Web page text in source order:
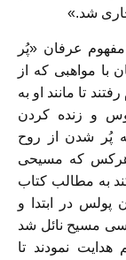
شد.»
عرفان «پُر
با مواهبی که از
تا مانند او به
و زنده کردن
پُر شدن از روح
هرکس که مسیحی
به مطالب کتاب
پولس در ابتدا و
مسیح نائل شد
هدایت نمودند تا